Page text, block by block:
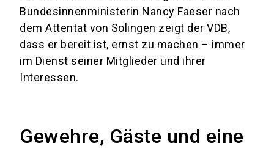
Bundesinnenministerin Nancy Faeser nach
dem Attentat von Solingen zeigt der VDB,
dass er bereit ist, ernst zu machen – immer
im Dienst seiner Mitglieder und ihrer
Interessen.
Gewehre, Gäste und eine